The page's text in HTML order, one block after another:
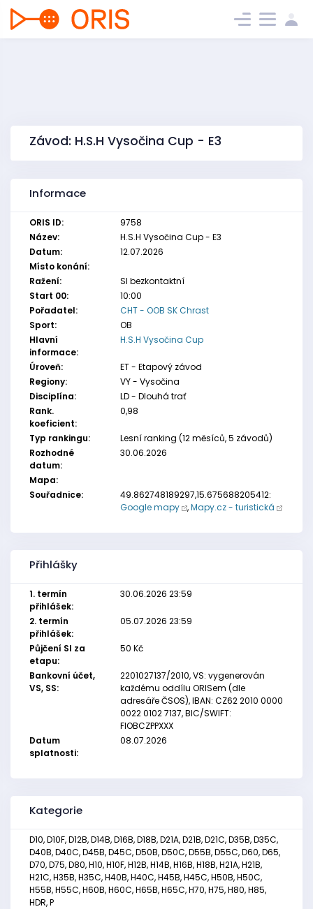
Závod: H.S.H Vysočina Cup - E3
Informace
ORIS ID:
9758
Název:
H.S.H Vysočina Cup - E3
Datum:
12.07.2026
Místo konání:
Ražení:
SI bezkontaktní
Start 00:
10:00
Pořadatel:
CHT - OOB SK Chrast
Sport:
OB
Hlavní
informace:
H.S.H Vysočina Cup
Úroveň:
ET - Etapový závod
Regiony:
VY - Vysočina
Disciplína:
LD - Dlouhá trať
Rank.
koeficient:
0,98
Typ rankingu:
Lesní ranking (12 měsíců, 5 závodů)
Rozhodné
datum:
30.06.2026
Mapa:
Souřadnice:
49.862748189297,15.675688205412:
Google mapy
,Mapy.cz - turistická
Přihlášky
1. termín
přihlášek:
30.06.2026 23:59
2. termín
přihlášek:
05.07.2026 23:59
Půjčení SI za
etapu:
50 Kč
Bankovní účet,
VS, SS:
2201027137/2010, VS: vygenerován
každému oddílu ORISem (dle
adresáře ČSOS), IBAN: CZ62 2010 0000
0022 0102 7137, BIC/SWIFT:
FIOBCZPPXXX
Datum
splatnosti:
08.07.2026
Kategorie
D10, D10F, D12B, D14B, D16B, D18B, D21A, D21B, D21C, D35B, D35C,
D40B, D40C, D45B, D45C, D50B, D50C, D55B, D55C, D60, D65,
D70, D75, D80, H10, H10F, H12B, H14B, H16B, H18B, H21A, H21B,
H21C, H35B, H35C, H40B, H40C, H45B, H45C, H50B, H50C,
H55B, H55C, H60B, H60C, H65B, H65C, H70, H75, H80, H85,
HDR, P